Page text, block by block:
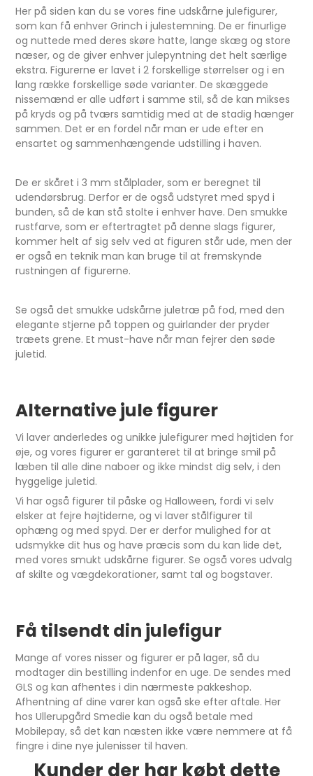
Her på siden kan du se vores fine udskårne julefigurer,
som kan få enhver Grinch i julestemning. De er finurlige
og nuttede med deres skøre hatte, lange skæg og store
næser, og de giver enhver julepyntning det helt særlige
ekstra. Figurerne er lavet i 2 forskellige størrelser og i en
lang række forskellige søde varianter. De skæggede
nissemænd er alle udført i samme stil, så de kan mikses
på kryds og på tværs samtidig med at de stadig hænger
sammen. Det er en fordel når man er ude efter en
ensartet og sammenhængende udstilling i haven.
De er skåret i 3 mm stålplader, som er beregnet til
udendørsbrug. Derfor er de også udstyret med spyd i
bunden, så de kan stå stolte i enhver have. Den smukke
rustfarve, som er eftertragtet på denne slags figurer,
kommer helt af sig selv ved at figuren står ude, men der
er også en teknik man kan bruge til at fremskynde
rustningen af figurerne.
Se også det smukke udskårne juletræ på fod, med den
elegante stjerne på toppen og guirlander der pryder
træets grene. Et must-have når man fejrer den søde
juletid.
Alternative jule figurer
Vi laver anderledes og unikke julefigurer med højtiden for
øje, og vores figurer er garanteret til at bringe smil på
læben til alle dine naboer og ikke mindst dig selv, i den
hyggelige juletid.
Vi har også figurer til påske og Halloween, fordi vi selv
elsker at fejre højtiderne, og vi laver stålfigurer til
ophæng og med spyd. Der er derfor mulighed for at
udsmykke dit hus og have præcis som du kan lide det,
med vores smukt udskårne figurer. Se også vores udvalg
af skilte og vægdekorationer, samt tal og bogstaver.
Få tilsendt din julefigur
Mange af vores nisser og figurer er på lager, så du
modtager din bestilling indenfor en uge. De sendes med
GLS og kan afhentes i din nærmeste pakkeshop.
Afhentning af dine varer kan også ske efter aftale. Her
hos Ullerupgård Smedie kan du også betale med
Mobilepay, så det kan næsten ikke være nemmere at få
fingre i dine nye julenisser til haven.
Kunder der har købt dette